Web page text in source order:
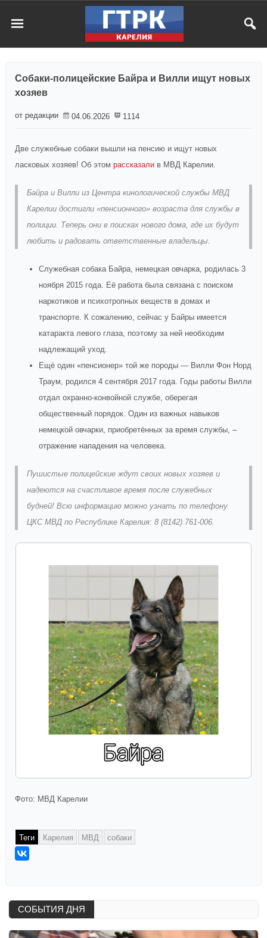
Собаки-полицейские Байра и Вилли ищут новых
хозяев
от редакции 04.06.2026 1114
Две служебные собаки вышли на пенсию и ищут новых
ласковых хозяев! Об этом рассказали в МВД Карелии.
Байра и Вилли из Центра кинологической службы МВД
Карелии достигли «пенсионного» возраста для службы в
полиции. Теперь они в поисках нового дома, где их будут
любить и радовать ответственные владельцы.
Служебная собака Байра, немецкая овчарка, родилась 3
ноября 2015 года. Её работа была связана с поиском
наркотиков и психотропных веществ в домах и
транспорте. К сожалению, сейчас у Байры имеется
катаракта левого глаза, поэтому за ней необходим
надлежащий уход.
Ещё один «пенсионер» той же породы — Вилли Фон Норд
Траум, родился 4 сентября 2017 года. Годы работы Вилли
отдал охранно-конвойной службе, оберегая
общественный порядок. Один из важных навыков
немецкой овчарки, приобретённых за время службы, –
отражение нападения на человека.
Пушистые полицейские ждут своих новых хозяев и
надеются на счастливое время после служебных
будней! Всю информацию можно узнать по телефону
ЦКС МВД по Республике Карелия: 8 (8142) 761-006.
Фото: МВД Карелии
Теги Карелия МВД собаки
СОБЫТИЯ ДНЯ